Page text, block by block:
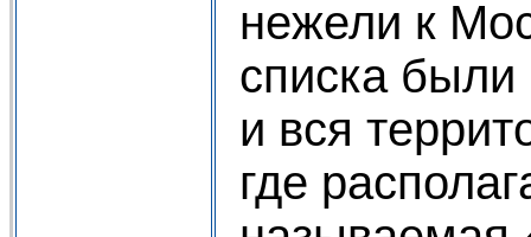
нежели к
списка
и вся
где